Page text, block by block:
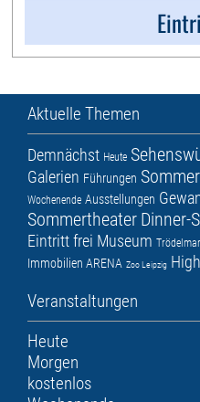
Aktuelle Themen
Demnächst Heute
Galerien Führungen
Wochenende Ausstellungen
Sommertheater Dinner-
Eintritt frei Museum
Immobilien ARENA Zoo Leipzig
Veranstaltungen
Heute
Morgen
kostenlos